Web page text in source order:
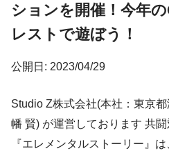
ションを開催！今年
レストで遊ぼう！
公開日: 2023/04/29
Studio Z株式会社(本社：東京
幡 賢) が運営しております 共
『エレメンタルストーリー』